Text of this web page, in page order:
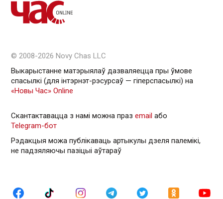
© 2008-2026 Novy Chas LLC
Выкарыстанне матэрыялаў дазваляецца пры ўмове
спасылкі (для інтэрнэт-рэсурсаў — гiперспасылкi) на
«Новы Час» Online
Скантактавацца з намі можна праз email або
Telegram-бот
Рэдакцыя можа публікаваць артыкулы дзеля палемікі,
не падзяляючы пазіцыі аўтараў